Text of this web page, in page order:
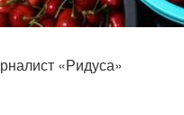
«Ридуса»